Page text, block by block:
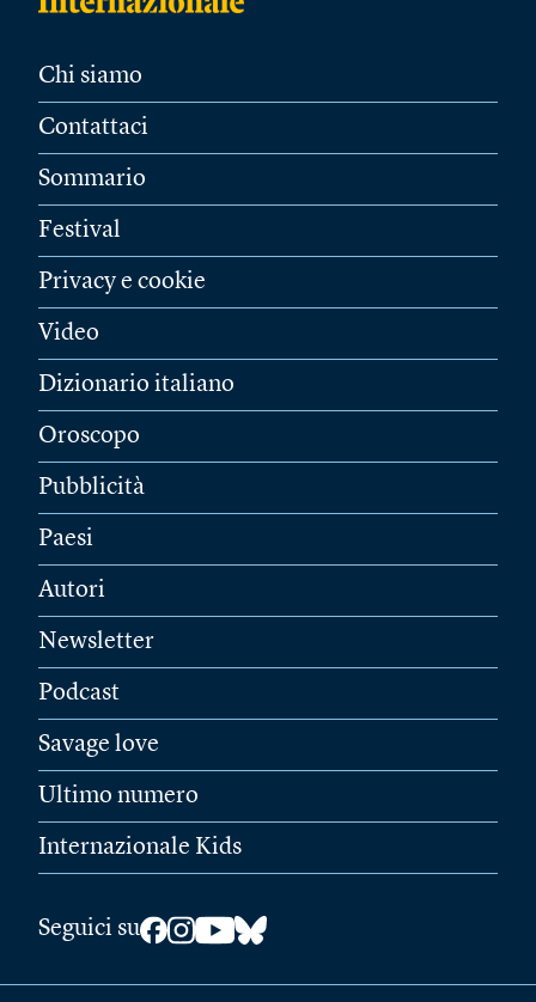
Chi siamo
Contattaci
Sommario
Festival
Privacy e cookie
Video
Dizionario italiano
Oroscopo
Pubblicità
Paesi
Autori
Newsletter
Podcast
Savage love
Ultimo numero
Internazionale Kids
Seguici su